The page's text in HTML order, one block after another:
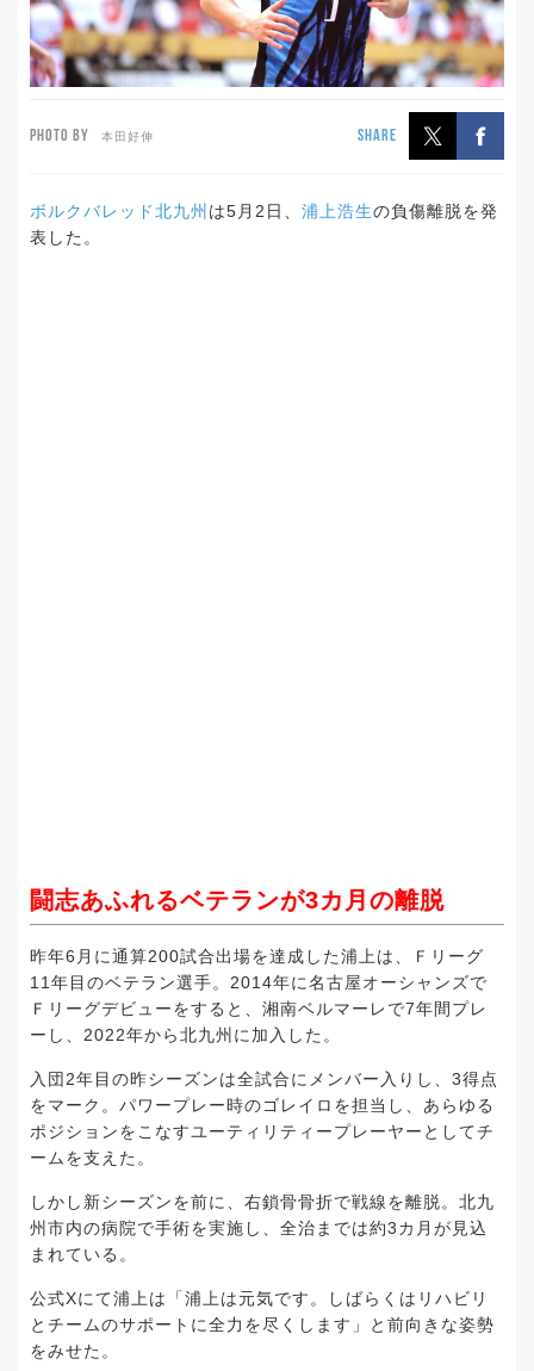
PHOTO BY 本田好伸 SHARE
ボルクバレッド北九州 は5月2日、 浦上浩生の負傷離脱を発
表した。
闘志あふれるベテランが3カ月の離脱
昨年6月に通算200試合出場を達成した浦上は、Ｆリーグ
11年目のベテラン選手。2014年に名古屋オーシャンズで
Ｆリーグデビューをすると、湘南ベルマーレで7年間プレ
ーし、2022年から北九州に加入した。
入団2年目の昨シーズンは全試合にメンバー入りし、3得点
をマーク。パワープレー時のゴレイロを担当し、あらゆる
ポジションをこなすユーティリティープレーヤーとしてチ
ームを支えた。
しかし新シーズンを前に、右鎖骨骨折で戦線を離脱。北九
州市内の病院で手術を実施し、全治までは約3カ月が見込
まれている。
公式Xにて浦上は「浦上は元気です。しばらくはリハビリ
とチームのサポートに全力を尽くします」と前向きな姿勢
をみせた。